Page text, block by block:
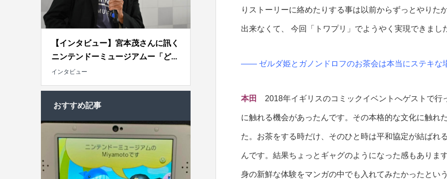
りストーリーに絡めたりする事は以前からずっとやりた
出来なくて、 今回「トワプリ」でようやく実現できまし
—— ゼルダ姫とガノンドロフのお茶会は本当にステキな
本田 2018年イギリスのコミックイベントへゲストで行
に触れる機会があったんです。その本格的な文化に触れ
た。お茶をする時だけ、そのひと時は平和協定が結ば
んです。結果ちょっとギャグのようになった感もあり
身の新鮮な体験をマンガの中でも入れてみたかったとい
【インタビュー】宮本茂さんに訊く
ニンテンドーミュージアムー「ど...
インタビュー
おすすめ記事